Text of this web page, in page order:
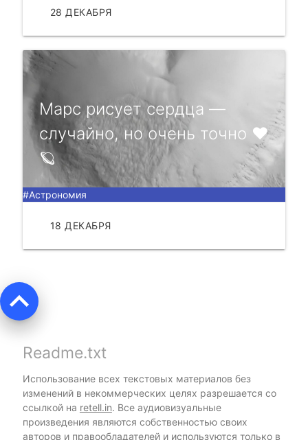
28 ДЕКАБРЯ
Марс рисует сердца —
случайно, но очень точно ❤
🪐
#Астрономия
18 ДЕКАБРЯ
keyboard_arrow_up
Readme.txt
Использование всех текстовых материалов без
изменений в некоммерческих целях разрешается со
ссылкой на retell.in. Все аудиовизуальные
произведения являются собственностью своих
авторов и правообладателей и используются только в